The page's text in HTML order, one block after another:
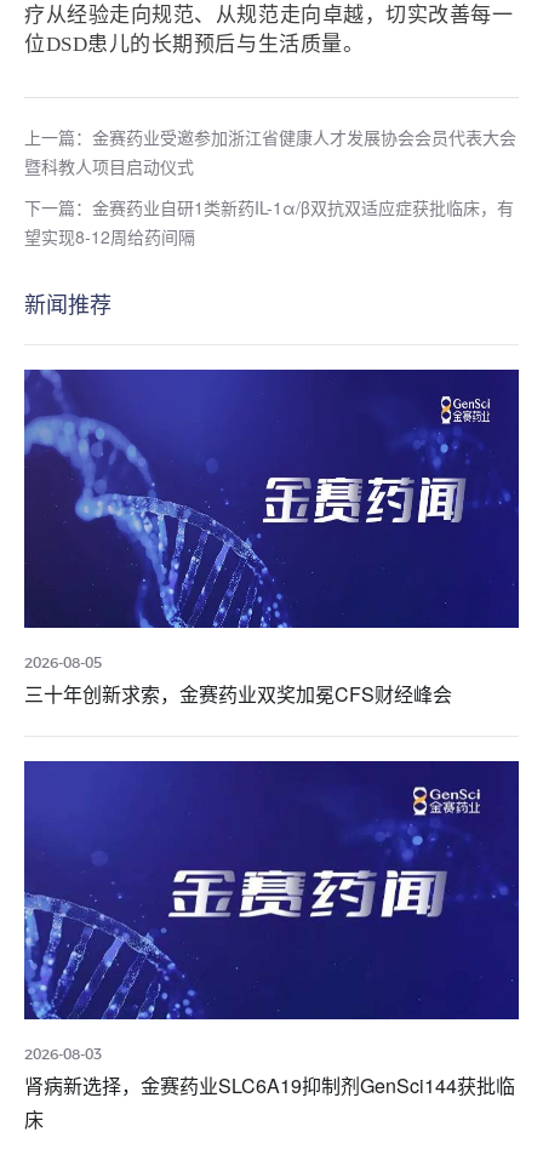
疗从经验走向规范、从规范走向卓越，切实改善每一
位DSD患儿的长期预后与生活质量。
上一篇：金赛药业受邀参加浙江省健康人才发展协会会员代表大会
暨科教人项目启动仪式
下一篇：金赛药业自研1类新药IL-1α/β双抗双适应症获批临床，有
望实现8-12周给药间隔
新闻推荐
2026-08-05
三十年创新求索，金赛药业双奖加冕CFS财经峰会
2026-08-03
肾病新选择，金赛药业SLC6A19抑制剂GenSci144获批临
床